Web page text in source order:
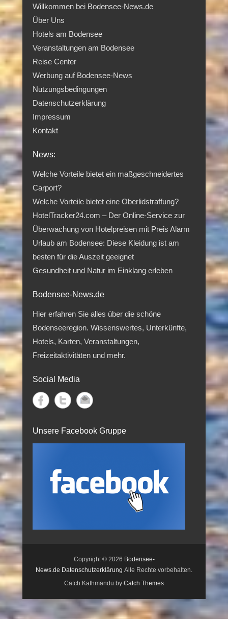
Willkommen bei Bodensee-News.de
Über Uns
Hotels am Bodensee
Veranstaltungen am Bodensee
Reise Center
Werbung auf Bodensee-News
Nutzungsbedingungen
Datenschutzerklärung
Impressum
Kontakt
News:
Welche Vorteile bietet ein maßgeschneidertes
Carport?
Welche Vorteile bietet eine Oberlidstraffung?
HotelTracker24.com – Der Online-Service zur
Überwachung von Hotelpreisen mit Preis Alarm
Urlaub am Bodensee: Diese Kleidung ist am
besten für die Auszeit geeignet
Gesundheit und Natur im Einklang erleben
Bodensee-News.de
Hier erfahren Sie alles über die schöne
Bodenseeregion. Wissenswertes, Unterkünfte,
Hotels, Karten, Veranstaltungen,
Freizeitaktivitäten und mehr.
Social Media
Unsere Facebook Gruppe
Copyright © 2026 Bodensee-
News.de Datenschutzerklärung Alle Rechte vorbehalten.
Catch Kathmandu by Catch Themes